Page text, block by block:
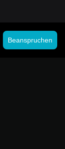
Beanspruchen